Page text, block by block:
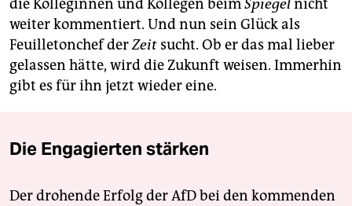
die Kolleginnen und Kollegen beimSpiegelnicht
weiter kommentiert. Und nun sein Glück als
Feuilletonchef derZeit sucht. Ob er das mal lieber
gelassen hätte, wird die Zukunft weisen. Immerhin
gibt es für ihn jetzt wieder eine.
Die Engagierten stärken
Der drohende Erfolg der AfD bei den kommenden